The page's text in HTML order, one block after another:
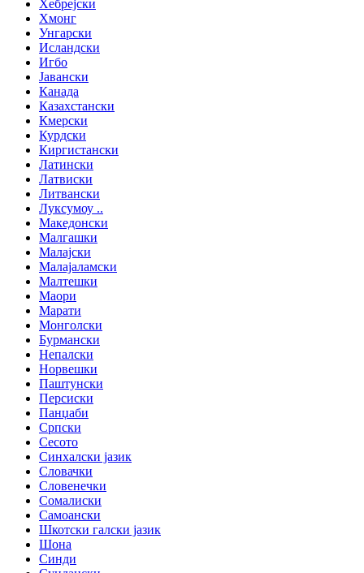
Хебрејски
Хмонг
Унгарски
Исландски
Игбо
Јавански
Канада
Казахстански
Кмерски
Курдски
Киргистански
Латински
Латвиски
Литвански
Луксумоу ..
Македонски
Малгашки
Малајски
Малајаламски
Малтешки
Маори
Марати
Монголски
Бурмански
Непалски
Норвешки
Паштунски
Персиски
Панџаби
Српски
Сесото
Синхалски јазик
Словачки
Словенечки
Сомалиски
Самоански
Шкотски галски јазик
Шона
Синди